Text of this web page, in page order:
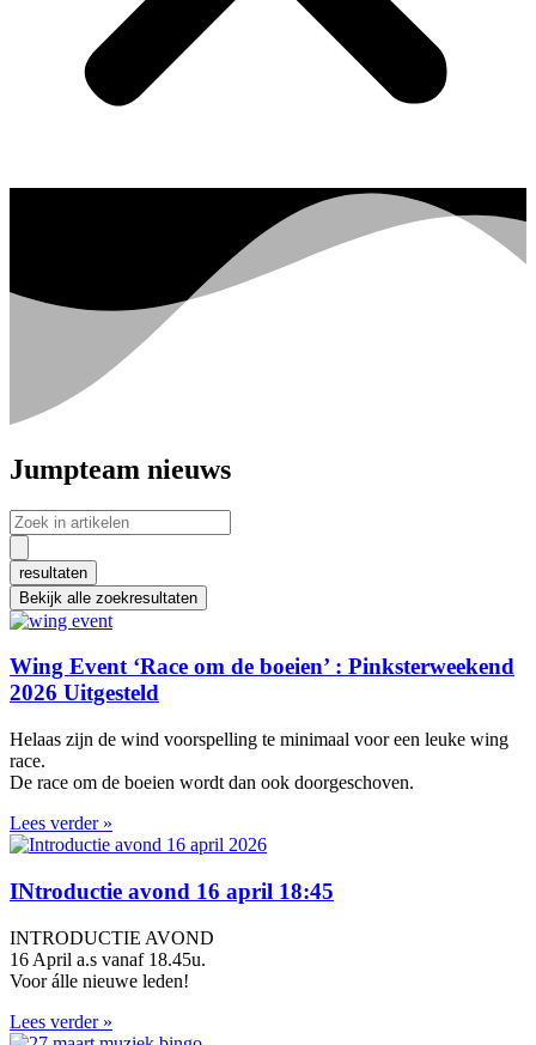
Jumpteam nieuws
Search
...
resultaten
Bekijk alle zoekresultaten
Wing Event ‘Race om de boeien’ : Pinksterweekend
2026 Uitgesteld
Helaas zijn de wind voorspelling te minimaal voor een leuke wing
race.
De race om de boeien wordt dan ook doorgeschoven.
Lees verder »
INtroductie avond 16 april 18:45
INTRODUCTIE AVOND
16 April a.s vanaf 18.45u.
Voor álle nieuwe leden!
Lees verder »